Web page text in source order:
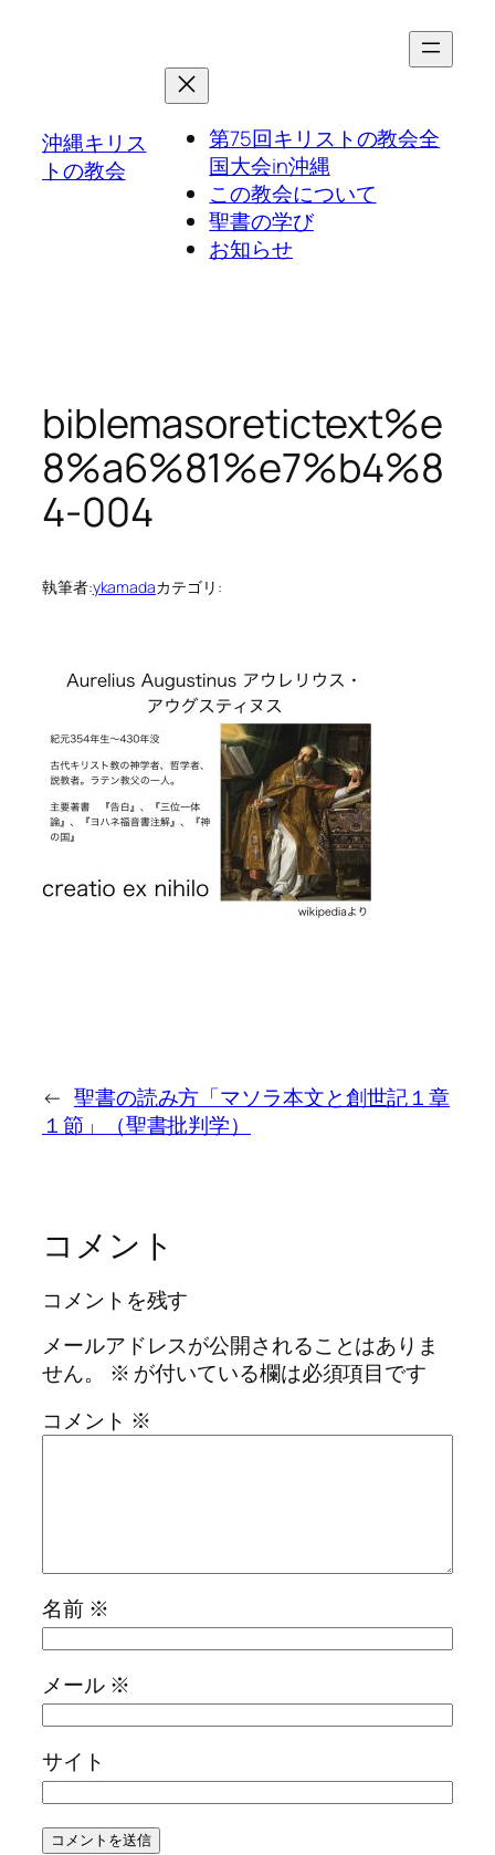
沖縄キリス
トの教会
第75回キリストの教会全
国大会in沖縄
この教会について
聖書の学び
お知らせ
biblemasoretictext%e
8%a6%81%e7%b4%8
4-004
執筆者:ykamadaカテゴリ:
← 聖書の読み方「マソラ本文と創世記１章
１節」（聖書批判学）
コメント
コメントを残す
メールアドレスが公開されることはありま
せん。
※ が付いている欄は必須項目です
コメント ※
名前 ※
メール ※
サイト